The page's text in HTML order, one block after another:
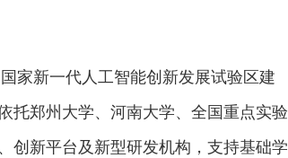
家新一代人工智能创新发展试验区建
托郑州大学、河南大学、全国重点实验
创新平台及新型研发机构，支持基础学